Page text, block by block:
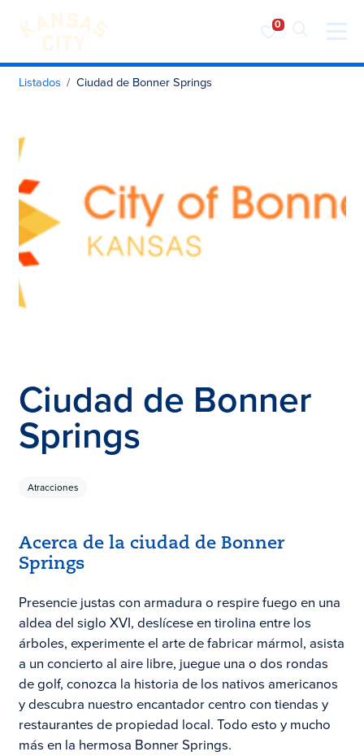
Visita KC
Ir al contenido
Listados Ciudad de Bonner Springs
Ciudad de Bonner
Springs
Atracciones
Acerca de la ciudad de Bonner
Springs
Presencie justas con armadura o respire fuego en una
aldea del siglo XVI, deslícese en tirolina entre los
árboles, experimente el arte de fabricar mármol, asista
a un concierto al aire libre, juegue una o dos rondas
de golf, conozca la historia de los nativos americanos
y descubra nuestro encantador centro con tiendas y
restaurantes de propiedad local. Todo esto y mucho
más en la hermosa Bonner Springs.